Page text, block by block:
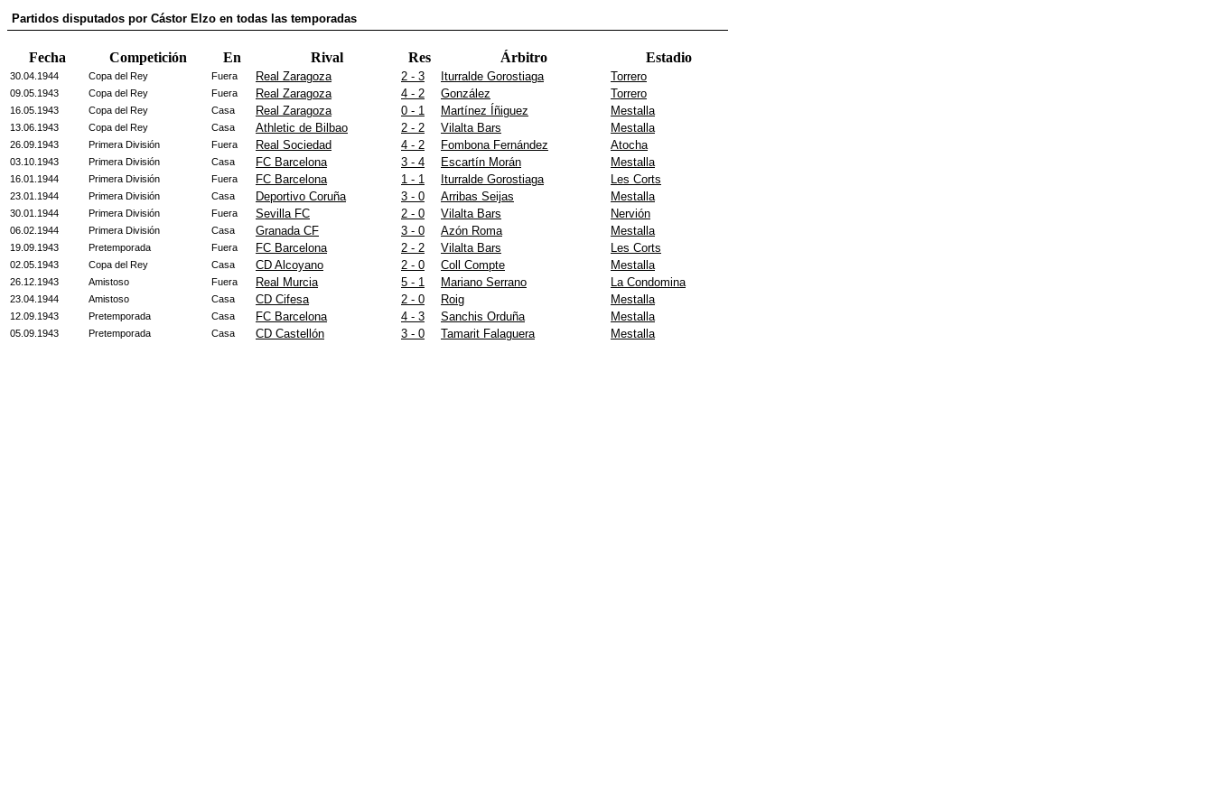
Partidos disputados por Cástor Elzo en todas las temporadas
Fecha Competición En Rival Res Árbitro Estadio
30.04.1944 Copa del Rey Fuera Real Zaragoza 2 - 3 Iturralde Gorostiaga Torrero
09.05.1943 Copa del Rey Fuera Real Zaragoza 4 - 2 González Torrero
16.05.1943 Copa del Rey Casa Real Zaragoza 0 - 1 Martínez Íñiguez Mestalla
13.06.1943 Copa del Rey Casa Athletic de Bilbao 2 - 2 Vilalta Bars Mestalla
26.09.1943 Primera División Fuera Real Sociedad 4 - 2 Fombona Fernández Atocha
03.10.1943 Primera División Casa FC Barcelona 3 - 4 Escartín Morán Mestalla
16.01.1944 Primera División Fuera FC Barcelona 1 - 1 Iturralde Gorostiaga Les Corts
23.01.1944 Primera División Casa Deportivo Coruña 3 - 0 Arribas Seijas Mestalla
30.01.1944 Primera División Fuera Sevilla FC 2 - 0 Vilalta Bars Nervión
06.02.1944 Primera División Casa Granada CF 3 - 0 Azón Roma Mestalla
19.09.1943 Pretemporada Fuera FC Barcelona 2 - 2 Vilalta Bars Les Corts
02.05.1943 Copa del Rey Casa CD Alcoyano 2 - 0 Coll Compte Mestalla
26.12.1943 Amistoso Fuera Real Murcia 5 - 1 Mariano Serrano La Condomina
23.04.1944 Amistoso Casa CD Cifesa 2 - 0 Roig Mestalla
12.09.1943 Pretemporada Casa FC Barcelona 4 - 3 Sanchis Orduña Mestalla
05.09.1943 Pretemporada Casa CD Castellón 3 - 0 Tamarit Falaguera Mestalla